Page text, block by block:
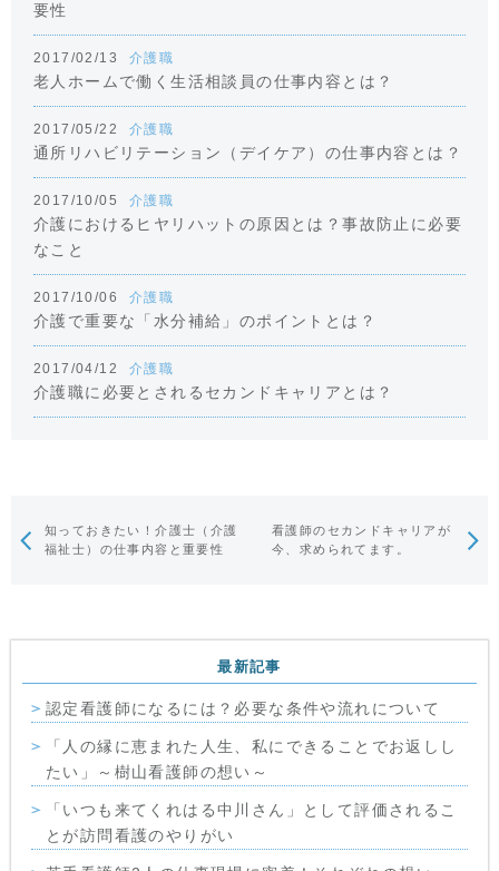
要性
2017/02/13 介護職
老人ホームで働く生活相談員の仕事内容とは？
2017/05/22 介護職
通所リハビリテーション（デイケア）の仕事内容とは？
2017/10/05 介護職
介護におけるヒヤリハットの原因とは？事故防止に必要
なこと
2017/10/06 介護職
介護で重要な「水分補給」のポイントとは？
2017/04/12 介護職
介護職に必要とされるセカンドキャリアとは？
知っておきたい！介護士（介護
福祉士）の仕事内容と重要性
看護師のセカンドキャリアが
今、求められてます。
最新記事
認定看護師になるには？必要な条件や流れについて
「人の縁に恵まれた人生、私にできることでお返しし
たい」～樹山看護師の想い～
「いつも来てくれはる中川さん」として評価されるこ
とが訪問看護のやりがい